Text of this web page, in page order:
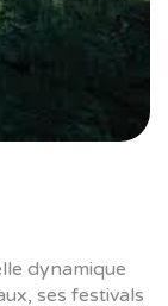
dynamique
ses festivals